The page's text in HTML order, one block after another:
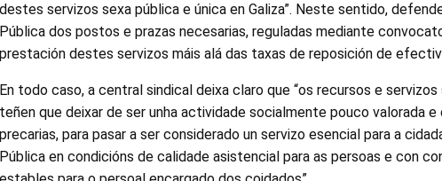
destes servizos sexa pública e única en Galiza”. Neste sentido,
Pública dos postos e prazas necesarias, reguladas mediante
prestación destes servizos máis alá das taxas de reposición de
En todo caso, a central sindical deixa claro que “os recursos e
teñen que deixar de ser unha actividade socialmente pouco valorada
precarias, para pasar a ser considerado un servizo esencial para a
Pública en condicións de calidade asistencial para as persoas e con